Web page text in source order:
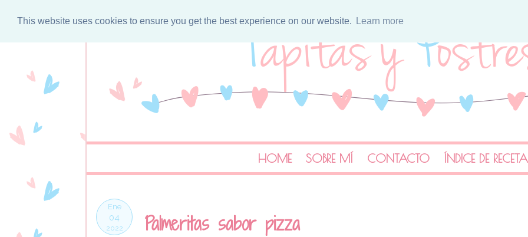
This website uses cookies to ensure you get the best experience on our website. Learn more
HOME SOBRE MÍ CONTACTO ÍNDICE DE
Ene
04
2022 Palmeritas sabor pizza